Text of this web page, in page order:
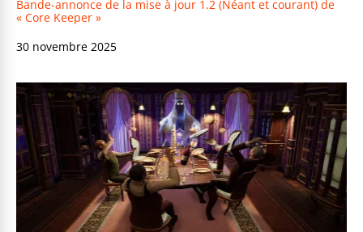
Bande-annonce de la mise à jour 1.2 (Néant et courant) de
« Core Keeper »
Date
30 novembre 2025